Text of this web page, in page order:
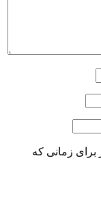
برای زمانی که